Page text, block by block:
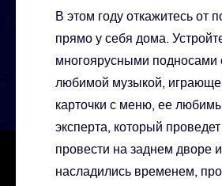
В этом году откажитесь
прямо у себя дома.
многоярусными подносами
любимой музыкой,
карточки с меню, ее
эксперта, который
провести на заднем дворе
насладились временем,